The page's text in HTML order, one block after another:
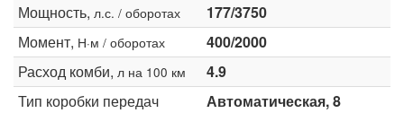
Мощность, л.с. / оборотах
177/3750
Момент, Н·м / оборотах
400/2000
Расход комби, л на 100 км
4.9
Тип коробки передач
Автоматическая, 8